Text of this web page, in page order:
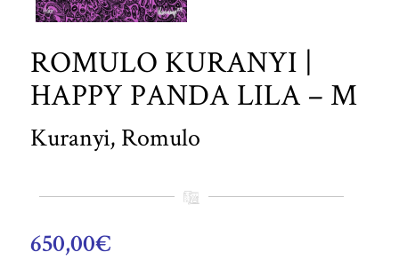
ROMULO KURANYI |
HAPPY PANDA LILA – M
Kuranyi, Romulo
650,00€